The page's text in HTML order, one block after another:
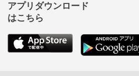
アプリダウンロード
はこちら